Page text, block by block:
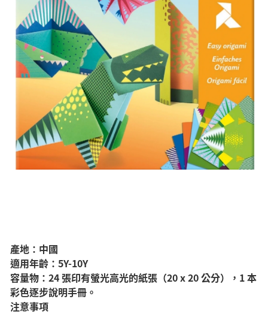
產地：中國
適用年齡：5Y-10Y
容量物：24 張印有螢光高光的紙張（20 x 20 公分），1 本
彩色逐步說明手冊。
注意事項